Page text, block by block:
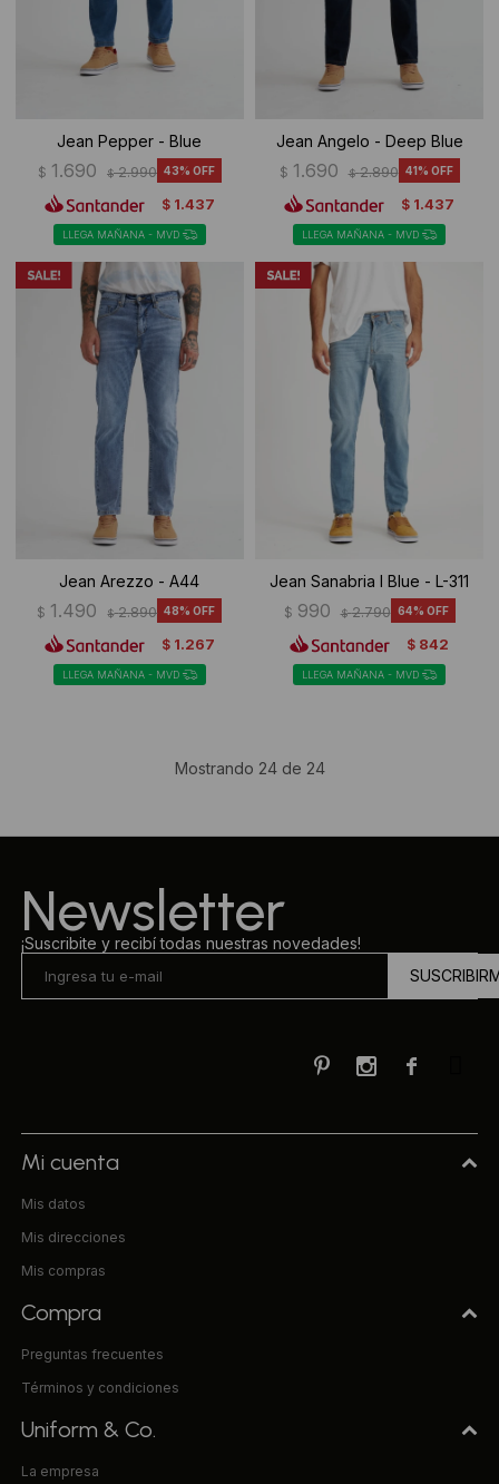
Jean Pepper - Blue
$ 1.690 $ 2.990 43
$ 1.437
LLEGA MAÑANA - MVD
Jean Angelo - Deep Blue
$ 1.690 $ 2.890 41
$ 1.437
LLEGA MAÑANA - MVD
Jean Arezzo - A44
$ 1.490 $ 2.890 48
$ 1.267
LLEGA MAÑANA - MVD
Jean Sanabria I Blue - L-311
$ 990 $ 2.790 64
$ 842
LLEGA MAÑANA - MVD
Mostrando 24de 24
Newsletter
¡Suscribite y recibí todas nuestras novedades!

 
Mi cuenta
Mis datos
Mis direcciones
Mis compras
Compra
Preguntas frecuentes
Términos y condiciones
Uniform & Co.
La empresa